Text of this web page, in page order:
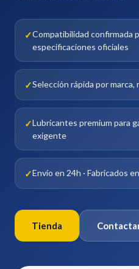
Compatibilidad confirmada
especificaciones oficiales
Selección rápida por
Lubricantes premium para
exigente
Envío en 24h · Fabricados
Tienda